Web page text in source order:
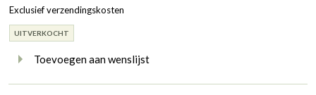
Exclusief verzendingskosten
UITVERKOCHT
Toevoegen aan wenslijst